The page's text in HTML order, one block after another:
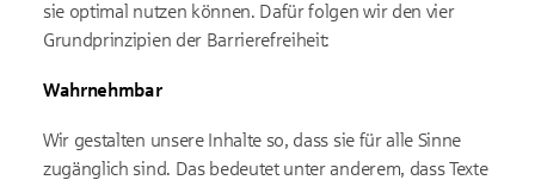
sie optimal nutzen können. Dafür folgen wir den vier
Grundprinzipien der Barrierefreiheit:
Wahrnehmbar
Wir gestalten unsere Inhalte so, dass sie für alle Sinne
zugänglich sind. Das bedeutet unter anderem, dass Texte